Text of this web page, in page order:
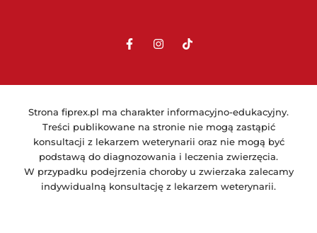
Strona fiprex.pl ma charakter informacyjno-edukacyjny.
Treści publikowane na stronie nie mogą zastąpić
konsultacji z lekarzem weterynarii oraz nie mogą być
podstawą do diagnozowania i leczenia zwierzęcia.
W przypadku podejrzenia choroby u zwierzaka zalecamy
indywidualną konsultację z lekarzem weterynarii.